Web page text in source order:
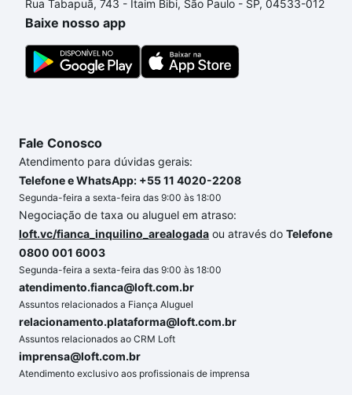
o imóvel dos seus sonhos com segurança e
conforto. Loft, com você até as chaves.
Rua Tabapuã, 743 - Itaim Bibi, São Paulo - SP, 04533-012
Baixe nosso app
Fale Conosco
Atendimento para dúvidas gerais:
Telefone e WhatsApp: +55 11 4020-2208
Segunda-feira a sexta-feira das 9:00 às 18:00
Negociação de taxa ou aluguel em atraso:
loft.vc/fianca_inquilino_arealogada ou através do Telefone
0800 001 6003
Segunda-feira a sexta-feira das 9:00 às 18:00
atendimento.fianca@loft.com.br
Assuntos relacionados a Fiança Aluguel
relacionamento.plataforma@loft.com.br
Assuntos relacionados ao CRM Loft
imprensa@loft.com.br
Atendimento exclusivo aos profissionais de imprensa